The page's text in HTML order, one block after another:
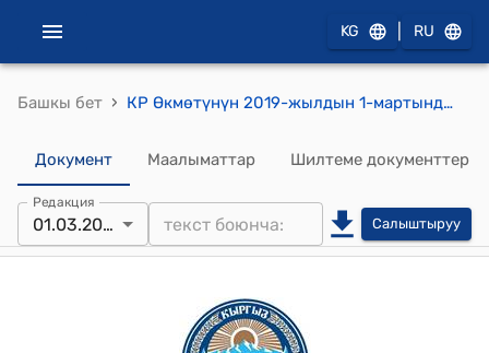
KG RU
Башкы бет › КР Өкмөтүнүн 2019-жылдын 1-мартындагы № 33-б ""Темир Джумакадыров атындагы Про Лекс" коомдук фондунун ишине мамлекеттик колдоо көрсөтүү жана зарыл болгон шарттарды түзүү жөнүндө" буйругу
Документ Маалыматтар Шилтеме документтер
Редакция
01.03.2019 Салыштыруу